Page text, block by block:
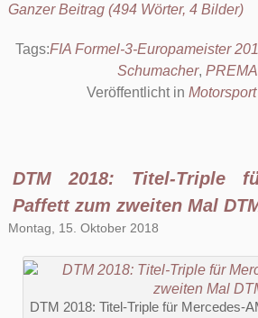
Ganzer Beitrag (494 Wörter, 4 Bilder)
Tags:FIA Formel-3-Europameister
Schumacher,
Veröffentlicht in Motorsport
DTM 2018: Titel-Triple
Paffett zum zweiten Mal
Montag, 15. Oktober 2018
DTM 2018: Titel-Triple für Mercedes-